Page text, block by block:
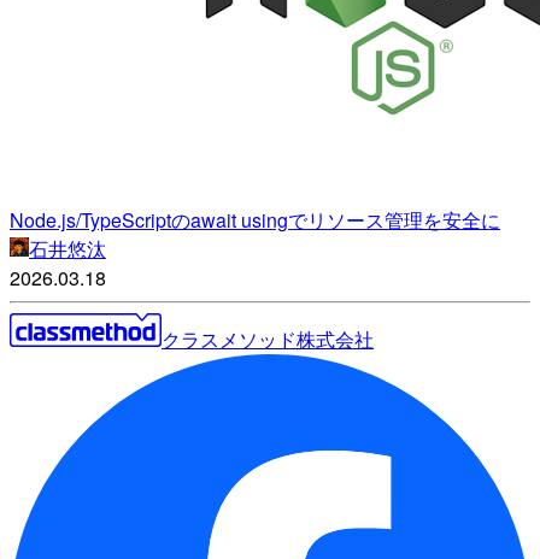
Node.js/TypeScriptのawait usingでリソース管理を安全に
石井悠汰
2026.03.18
クラスメソッド株式会社